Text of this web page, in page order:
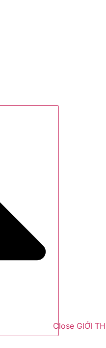
Close GIỚI